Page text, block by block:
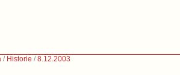
/ Historie /8.12.2003